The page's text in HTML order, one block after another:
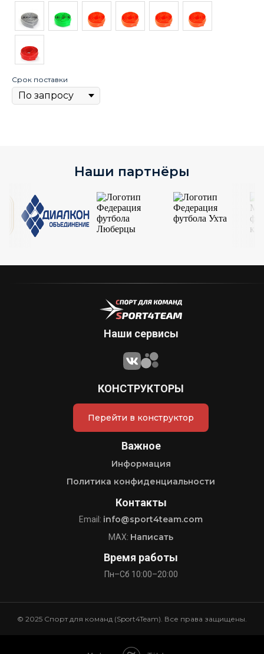
Срок поставки
Наши партнёры
Наши сервисы
КОНСТРУКТОРЫ
Перейти в конструктор
Важное
Информация
Политика конфиденциальности
Контакты
Email: info@sport4team.com
MAX: Написать
Время работы
Пн–Сб 10:00–20:00
© 2025 Спорт для команд (Sport4Team). Все права защищены.